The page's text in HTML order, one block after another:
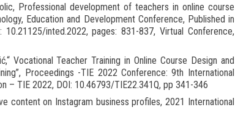
Professional development of teachers in online course
Education and Development Conference, Published in
inted.2022, pages: 831-837, Virtual Conference,
Vocational Teacher Training in Online Course Design and
Proceedings -TIE 2022 Conference: 9th International
– TIE 2022, DOI: 10.46793/TIE22.341Q, pp 341-346
content on Instagram business profiles, 2021 International